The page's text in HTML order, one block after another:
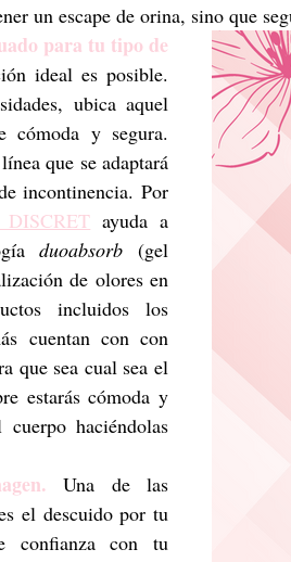
un escape de orina, sino que
para tu tipo de
ideal es posible.
ubica aquel
que se adaptará
incontinencia. Por
ayuda a
duoabsorb (gel
de olores en
incluidos los
cuentan con con
que sea cual sea el
estarás cómoda y
haciéndolas
Una de las
el descuido por tu
confianza con tu